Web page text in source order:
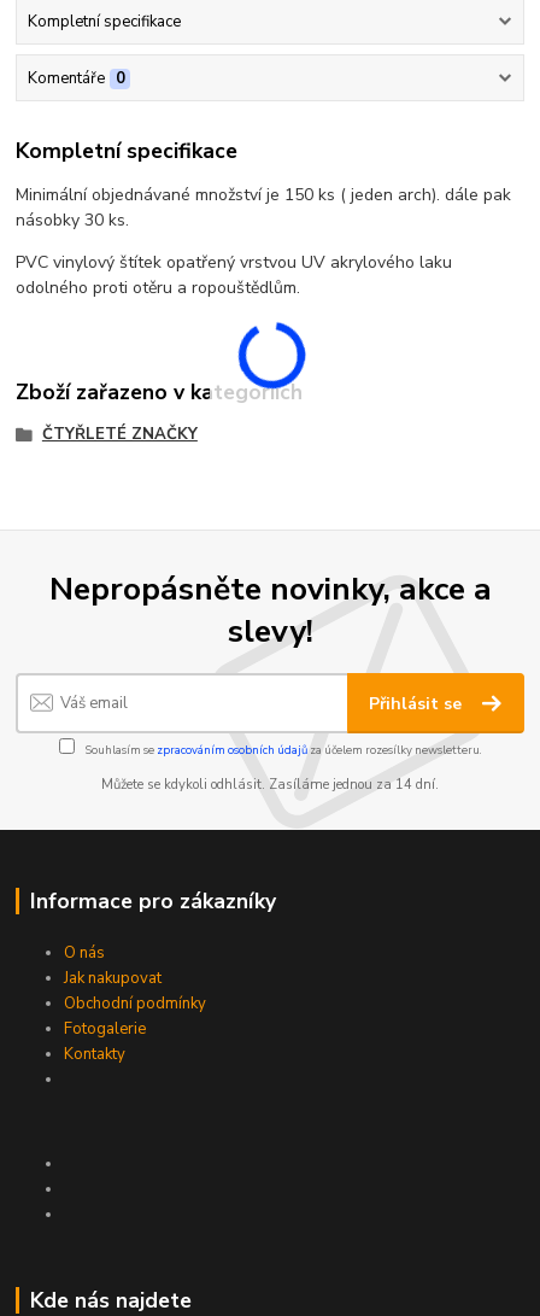
Kompletní specifikace
Komentáře 0
Kompletní specifikace
Minimální objednávané množství je 150 ks ( jeden arch). dále pak
násobky 30 ks.
PVC vinylový štítek opatřený vrstvou UV akrylového laku
odolného proti otěru a ropouštědlům.
Zboží zařazeno v kategoriích
ČTYŘLETÉ ZNAČKY
Nepropásněte novinky, akce a
slevy!
Přihlásit se
Souhlasím se zpracováním osobních údajůza účelem rozesílky newsletteru.
Můžete se kdykoli odhlásit. Zasíláme jednou za 14 dní.
Informace pro zákazníky
O nás
Jak nakupovat
Obchodní podmínky
Fotogalerie
Kontakty
Kde nás najdete